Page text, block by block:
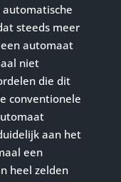
automatische
steeds meer
automaat
niet
die dit
conventionele
aan het
een
heel zelden